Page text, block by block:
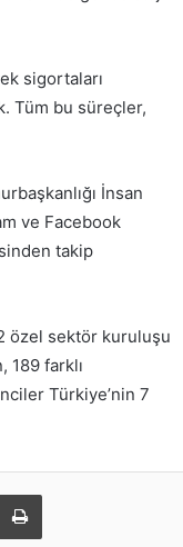
sigortaları
Tüm bu süreçler,
İnsan
ve Facebook
takip
özel sektör kuruluşu
189 farklı
Türkiye’nin 7
ile paylaş Yazdır